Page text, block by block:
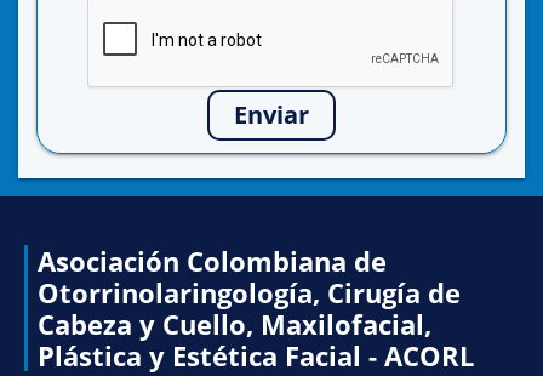
Enviar
Asociación Colombiana de
Otorrinolaringología, Cirugía de
Cabeza y Cuello, Maxilofacial,
Plástica y Estética Facial - ACORL